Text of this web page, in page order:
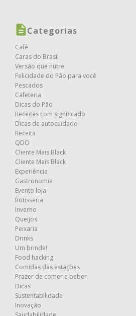
Categorias
Café
Caras do Brasil
Versão que nutre
Felicidade do Pão para você
Pescados
Cafeteria
Dicas do Pão
Receitas com significado
Dicas de autocuidado
Receita
QDO
Cliente Mais Black
Cliente Mais Black
Experiência
Gastronomia
Evento loja
Rotisseria
Inverno
Queijos
Peixaria
Drinks
Um brinde!
Food hacking
Comidas das estações
Prazer de comer e beber
Dicas
Sustentabilidade
Inovação